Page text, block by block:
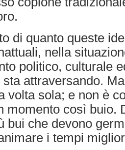
di quanto queste
nella
politico, culturale
attraversando.
volta sola; e non è
momento così buio.
bui che devono
i tempi